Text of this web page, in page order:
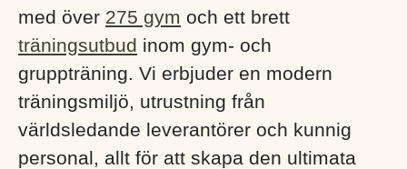
med över 275 gym och ett brett
träningsutbud inom gym- och
gruppträning. Vi erbjuder en modern
träningsmiljö, utrustning från
världsledande leverantörer och kunnig
personal, allt för att skapa den ultimata